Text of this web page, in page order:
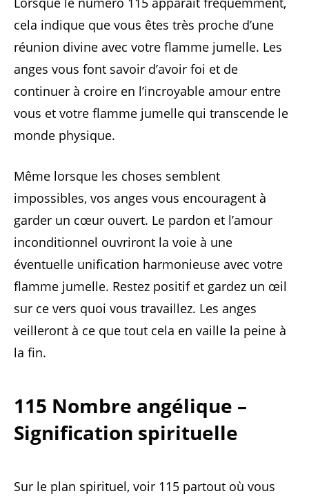
cela indique que vous êtes très proche d’une
réunion divine avec votre flamme jumelle. Les
anges vous font savoir d’avoir foi et de
continuer à croire en l’incroyable amour entre
vous et votre flamme jumelle qui transcende le
monde physique.
Même lorsque les choses semblent
impossibles, vos anges vous encouragent à
garder un cœur ouvert. Le pardon et l’amour
inconditionnel ouvriront la voie à une
éventuelle unification harmonieuse avec votre
flamme jumelle. Restez positif et gardez un œil
sur ce vers quoi vous travaillez. Les anges
veilleront à ce que tout cela en vaille la peine à
la fin.
115 Nombre angélique –
Signification spirituelle
Sur le plan spirituel, voir 115 partout où vous